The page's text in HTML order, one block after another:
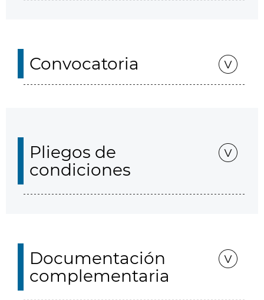
Convocatoria
Pliegos de
condiciones
Documentación
complementaria